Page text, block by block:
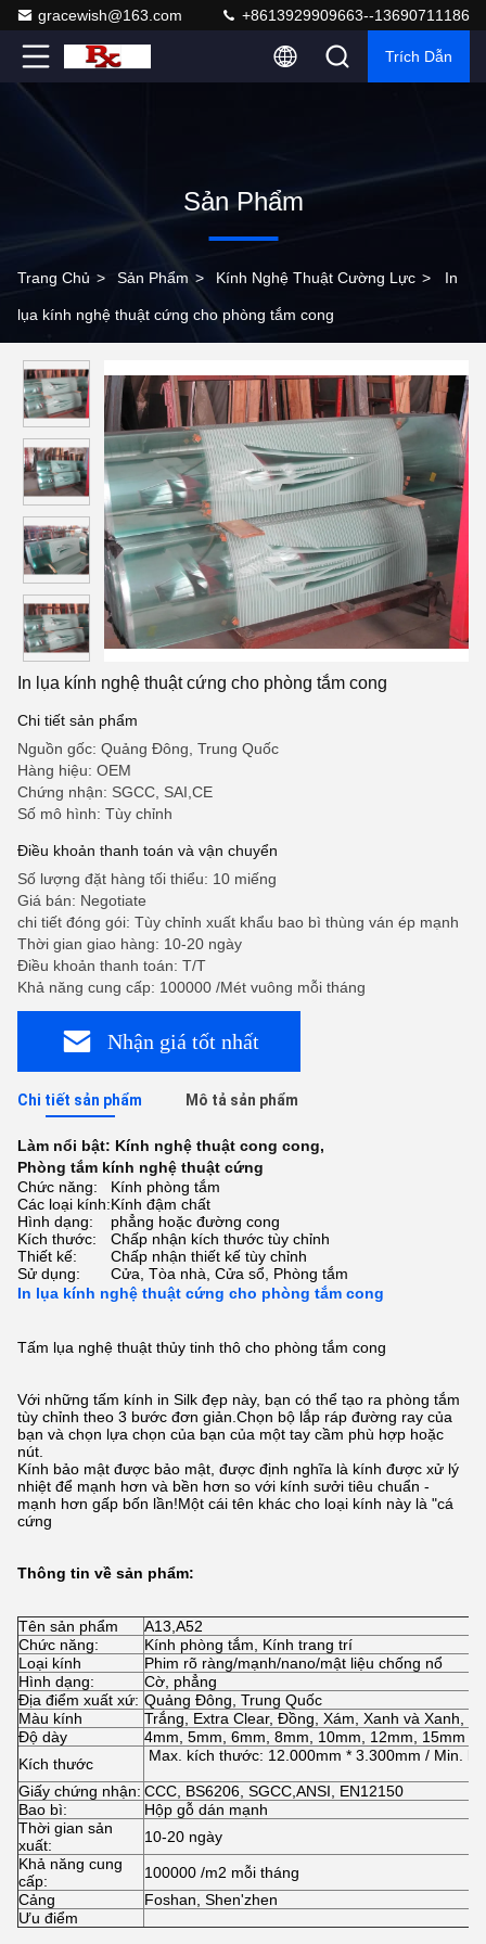
gracewish@163.com +8613929909663--13690711186
Trích Dẫn
Sản Phẩm
Trang Chủ > Sản Phẩm > Kính Nghệ Thuật Cường Lực > In
lụa kính nghệ thuật cứng cho phòng tắm cong
In lụa kính nghệ thuật cứng cho phòng tắm cong
Chi tiết sản phẩm
Nguồn gốc: Quảng Đông, Trung Quốc
Hàng hiệu: OEM
Chứng nhận: SGCC, SAI,CE
Số mô hình: Tùy chỉnh
Điều khoản thanh toán và vận chuyển
Số lượng đặt hàng tối thiểu: 10 miếng
Giá bán: Negotiate
chi tiết đóng gói: Tùy chỉnh xuất khẩu bao bì thùng ván ép mạnh
Thời gian giao hàng: 10-20 ngày
Điều khoản thanh toán: T/T
Khả năng cung cấp: 100000 /Mét vuông mỗi tháng
Nhận giá tốt nhất
Chi tiết sản phẩm Mô tả sản phẩm
Làm nổi bật: Kính nghệ thuật cong cong,
Phòng tắm kính nghệ thuật cứng
Chức năng:
Kính phòng tắm
Các loại kính:Kính đậm chất
Hình dạng:
phẳng hoặc đường cong
Kích thước:
Chấp nhận kích thước tùy chỉnh
Thiết kế:
Chấp nhận thiết kế tùy chỉnh
Sử dụng:
Cửa, Tòa nhà, Cửa sổ, Phòng tắm
In lụa kính nghệ thuật cứng cho phòng tắm cong
Tấm lụa nghệ thuật thủy tinh thô cho phòng tắm cong
Với những tấm kính in Silk đẹp này, bạn có thể tạo ra phòng tắm
tùy chỉnh theo 3 bước đơn giản.Chọn bộ lắp ráp đường ray của
bạn và chọn lựa chọn của bạn của một tay cầm phù hợp hoặc
nút.
Kính bảo mật được bảo mật, được định nghĩa là kính được xử lý
nhiệt để mạnh hơn và bền hơn so với kính sưởi tiêu chuẩn -
mạnh hơn gấp bốn lần!Một cái tên khác cho loại kính này là "cá
cứng
Thông tin về sản phẩm:
Tên sản phẩm
A13,A52
Chức năng:
Kính phòng tắm, Kính trang trí
Loại kính
Phim rõ ràng/mạnh/nano/mật liệu chống nổ
Hình dạng:
Cờ, phẳng
Địa điểm xuất xứ: Quảng Đông, Trung Quốc
Màu kính
Trắng, Extra Clear, Đồng, Xám, Xanh và Xanh, vv
Độ dày
4mm, 5mm, 6mm, 8mm, 10mm, 12mm, 15mm
Kích thước
Max. kích thước: 12.000mm * 3.300mm / Min.
Giấy chứng nhận: CCC, BS6206, SGCC,ANSI, EN12150
Bao bì:
Hộp gỗ dán mạnh
Thời gian sản
xuất:
10-20 ngày
Khả năng cung
cấp:
100000 /m2 mỗi tháng
Cảng
Foshan, Shen'zhen
Ưu điểm